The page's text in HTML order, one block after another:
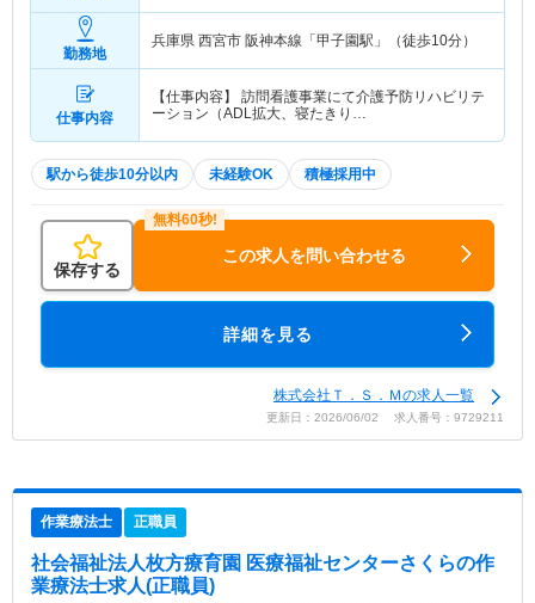
勤務地
兵庫県 西宮市 阪神本線「甲子園駅」（徒歩10分）
仕事内容
【仕事内容】 訪問看護事業にて介護予防リハビリテ
ーション（ADL拡大、寝たきり…
駅から徒歩10分以内 未経験OK 積極採用中
保存する
この求人を問い合わせる
詳細を見る
株式会社Ｔ．Ｓ．Ｍの求人一覧
更新日：2026/06/02 求人番号：9729211
作業療法士 正職員
社会福祉法人枚方療育園 医療福祉センターさくらの作
業療法士求人(正職員)